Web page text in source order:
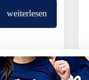
weiterlesen